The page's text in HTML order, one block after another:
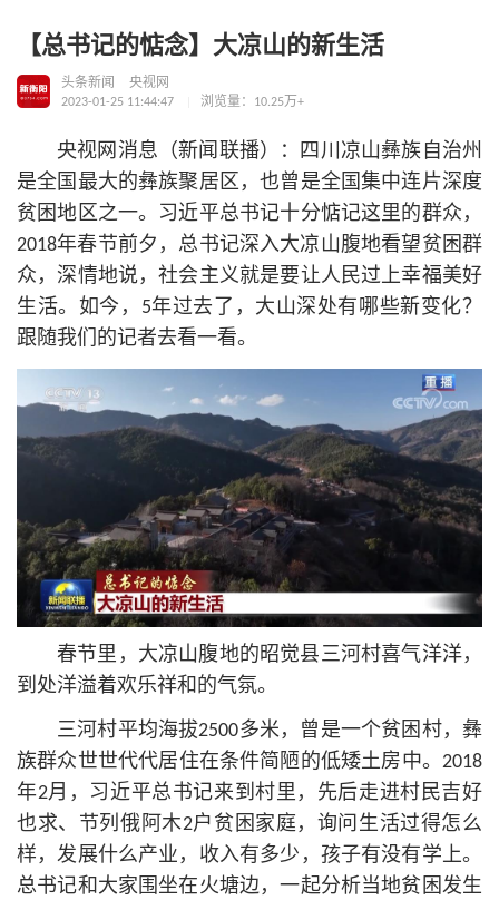
【总书记的惦念】大凉山的新生活
头条新闻
央视网
2023-01-25 11:44:47
浏览量：10.25万+
央视网消息（新闻联播）：四川凉山彝族自治州
是全国最大的彝族聚居区，也曾是全国集中连片深度
贫困地区之一。习近平总书记十分惦记这里的群众，
2018年春节前夕，总书记深入大凉山腹地看望贫困群
众，深情地说，社会主义就是要让人民过上幸福美好
生活。如今，5年过去了，大山深处有哪些新变化？
跟随我们的记者去看一看。
春节里，大凉山腹地的昭觉县三河村喜气洋洋，
到处洋溢着欢乐祥和的气氛。
三河村平均海拔2500多米，曾是一个贫困村，彝
族群众世世代代居住在条件简陋的低矮土房中。2018
年2月，习近平总书记来到村里，先后走进村民吉好
也求、节列俄阿木2户贫困家庭，询问生活过得怎么
样，发展什么产业，收入有多少，孩子有没有学上。
总书记和大家围坐在火塘边，一起分析当地贫困发生